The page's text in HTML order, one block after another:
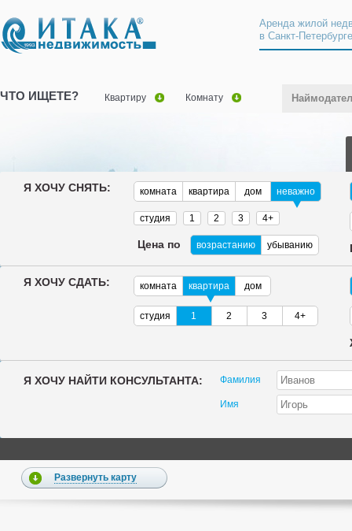
Аренда жилой
в Санкт-
ЧТО ИЩЕТЕ? Квартиру Комнату
Я ХОЧУ СНЯТЬ: комната квартира дом неважно
студия 1 2 3 4+
Цена по возрастанию убыванию
Я ХОЧУ СДАТЬ: комната квартира дом
студия 1 2 3 4+
Я ХОЧУ НАЙТИ КОНСУЛЬТАНТА: Фамилия
Имя
Развернуть карту